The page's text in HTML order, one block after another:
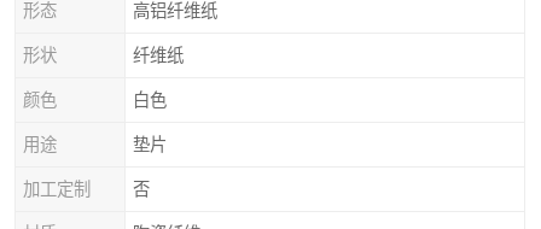
形态 高铝纤维纸
形状 纤维纸
颜色 白色
用途 垫片
加工定制 否